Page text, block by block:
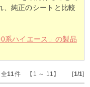
、純正のシートと比較
系ハイエース」の製品
全11件 【1 ～ 11】 [1/1]